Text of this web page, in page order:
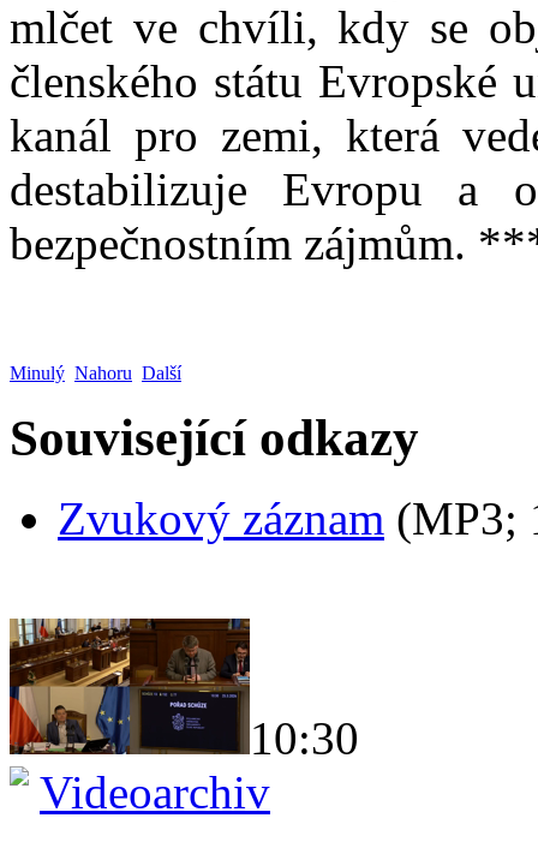
mlčet ve chvíli, kdy se
členského státu Evropské
kanál pro zemi, která
destabilizuje Evropu a
bezpečnostním zájmům.
Minulý Nahoru Další
Související odkazy
Zvukový záznam (MP3;
10:30
Videoarchiv